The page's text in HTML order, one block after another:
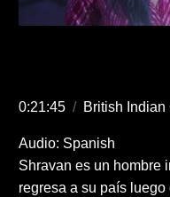
0:21:45 / British Indian
Audio: Spanish
Shravan es un hombre
regresa a su país